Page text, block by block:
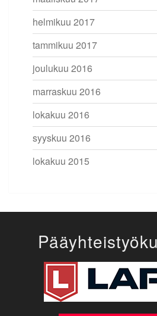
helmikuu 2017
tammikuu 2017
joulukuu 2016
marraskuu 2016
lokakuu 2016
syyskuu 2016
lokakuu 2015